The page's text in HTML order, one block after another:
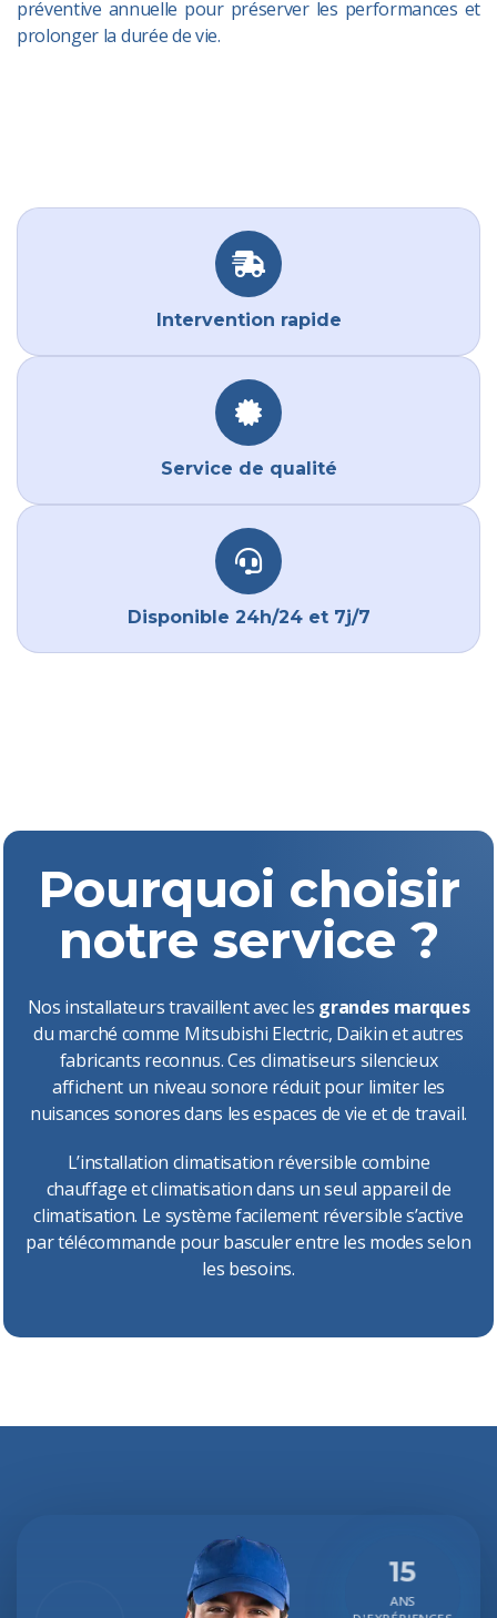
préventive annuelle pour préserver les performances et
prolonger la durée de vie.
Intervention rapide
Service de qualité
Disponible 24h/24 et 7j/7
Pourquoi choisir
notre service ?
Nos installateurs travaillent avec les grandes marques
du marché comme Mitsubishi Electric, Daikin et autres
fabricants reconnus. Ces climatiseurs silencieux
affichent un niveau sonore réduit pour limiter les
nuisances sonores dans les espaces de vie et de travail.
L’installation climatisation réversible combine
chauffage et climatisation dans un seul appareil de
climatisation. Le système facilement réversible s’active
par télécommande pour basculer entre les modes selon
les besoins.
15
ANS